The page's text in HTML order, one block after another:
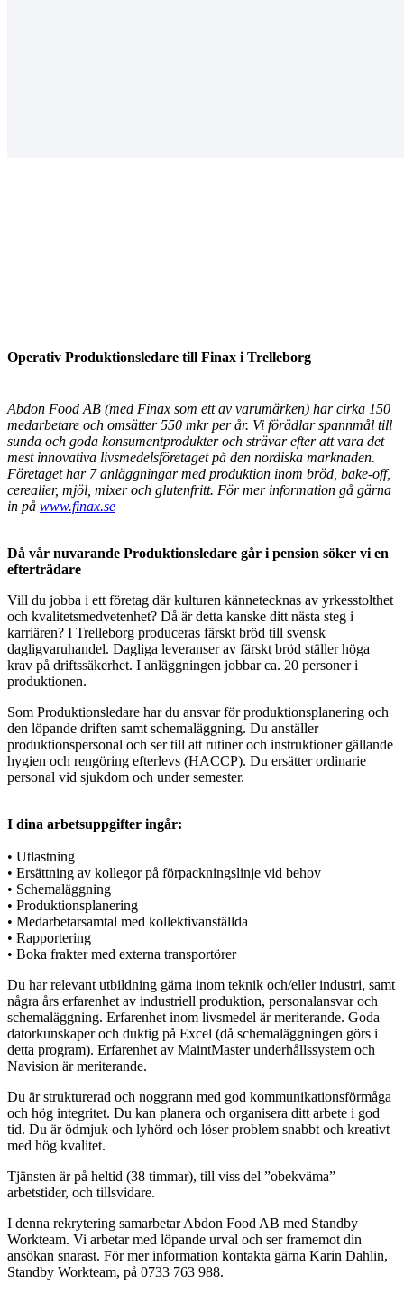
Operativ Produktionsledare till Finax i Trelleborg
Abdon Food AB (med Finax som ett av varumärken) har cirka 150
medarbetare och omsätter 550 mkr per år. Vi förädlar spannmål till
sunda och goda konsumentprodukter och strävar efter att vara det
mest innovativa livsmedelsföretaget på den nordiska marknaden.
Företaget har 7 anläggningar med produktion inom bröd, bake-off,
cerealier, mjöl, mixer och glutenfritt. För mer information gå gärna
in på www.finax.se
Då vår nuvarande Produktionsledare går i pension söker vi en
efterträdare
Vill du jobba i ett företag där kulturen kännetecknas av yrkesstolthet
och kvalitetsmedvetenhet? Då är detta kanske ditt nästa steg i
karriären? I Trelleborg produceras färskt bröd till svensk
dagligvaruhandel. Dagliga leveranser av färskt bröd ställer höga
krav på driftssäkerhet. I anläggningen jobbar ca. 20 personer i
produktionen.
Som Produktionsledare har du ansvar för produktionsplanering och
den löpande driften samt schemaläggning. Du anställer
produktionspersonal och ser till att rutiner och instruktioner gällande
hygien och rengöring efterlevs (HACCP). Du ersätter ordinarie
personal vid sjukdom och under semester.
I dina arbetsuppgifter ingår:
• Utlastning
• Ersättning av kollegor på förpackningslinje vid behov
• Schemaläggning
• Produktionsplanering
• Medarbetarsamtal med kollektivanställda
• Rapportering
• Boka frakter med externa transportörer
Du har relevant utbildning gärna inom teknik och/eller industri, samt
några års erfarenhet av industriell produktion, personalansvar och
schemaläggning. Erfarenhet inom livsmedel är meriterande. Goda
datorkunskaper och duktig på Excel (då schemaläggningen görs i
detta program). Erfarenhet av MaintMaster underhållssystem och
Navision är meriterande.
Du är strukturerad och noggrann med god kommunikationsförmåga
och hög integritet. Du kan planera och organisera ditt arbete i god
tid. Du är ödmjuk och lyhörd och löser problem snabbt och kreativt
med hög kvalitet.
Tjänsten är på heltid (38 timmar), till viss del ”obekväma”
arbetstider, och tillsvidare.
I denna rekrytering samarbetar Abdon Food AB med Standby
Workteam. Vi arbetar med löpande urval och ser framemot din
ansökan snarast. För mer information kontakta gärna Karin Dahlin,
Standby Workteam, på 0733 763 988.